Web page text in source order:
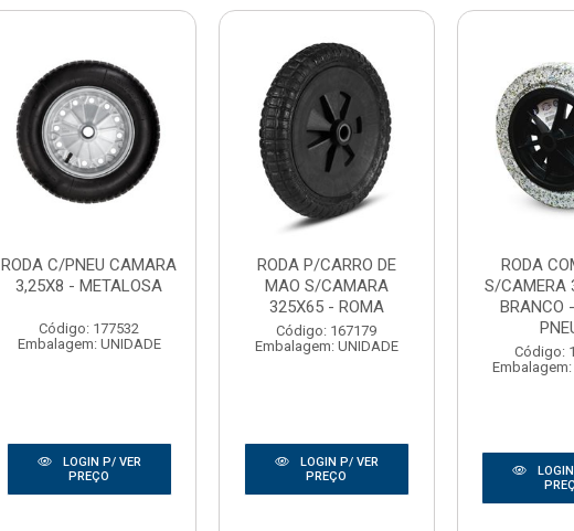
RODA C/PNEU CAMARA
3,25X8 - METALOSA
Código: 177532
Embalagem: UNIDADE
LOGIN P/ VER
PREÇO
RODA P/CARRO DE
MAO S/CAMARA
325X65 - ROMA
Código: 167179
Embalagem: UNIDADE
LOGIN P/ VER
PREÇO
RODA
S/CAMERA
BRANCO
Código:
Embalagem: